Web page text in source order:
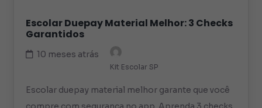
Escolar Duepay Material Melhor: 3 Checks
Garantidos
10 meses atrás
Kit Escolar SP
Escolar duepay material melhor garante que você